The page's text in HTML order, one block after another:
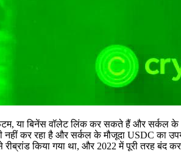
या बिनेंस वॉलेट लिंक कर सकते हैं और सर्कल के
कर रहा है और सर्कल के मौजूदा USDC का
किया गया था, और 2022 में पूरी तरह बंद कर